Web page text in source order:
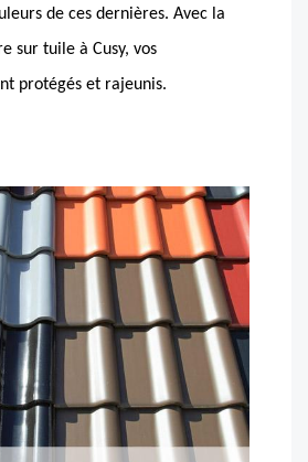
de ces dernières. Avec la
sur tuile à Cusy, vos
protégés et rajeunis.